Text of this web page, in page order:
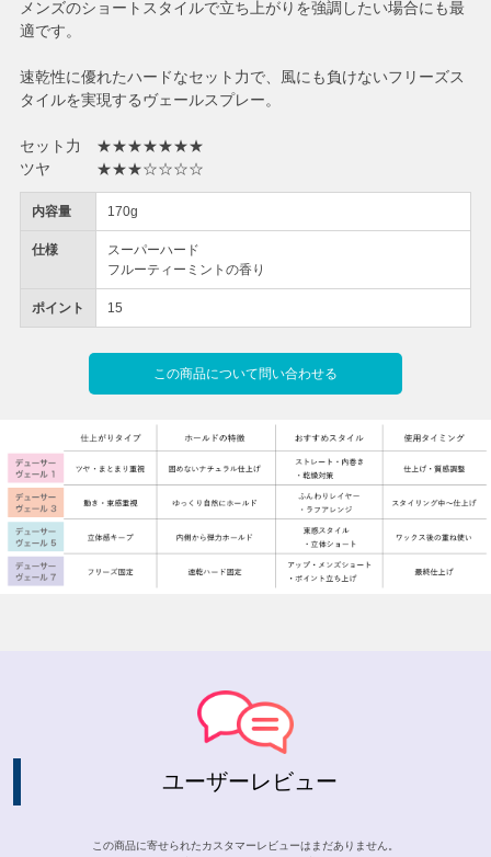
内容量 170g
仕様
スーパーハード
フルーティーミントの香り
ポイント 15
この商品について問い合わせる
メンズのショートスタイルで立ち上がりを強調したい場合にも最
適です。
速乾性に優れたハードなセット力で、風にも負けないフリーズス
タイルを実現するヴェールスプレー。
セット力 ★★★★★★★
ツヤ ★★★☆☆☆☆
ユーザーレビュー
この商品に寄せられたカスタマーレビューはまだありません。